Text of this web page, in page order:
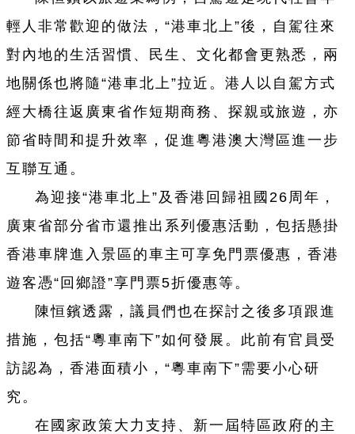
輕人非常歡迎的做法，“港車北上”後，自駕往來
對內地的生活習慣、民生、文化都會更熟悉，兩
地關係也將隨“港車北上”拉近。港人以自駕方式
經大橋往返廣東省作短期商務、探親或旅遊，亦
節省時間和提升效率，促進粵港澳大灣區進一步
互聯互通。
為迎接“港車北上”及香港回歸祖國26周年，
廣東省部分省市還推出系列優惠活動，包括懸掛
香港車牌進入景區的車主可享免門票優惠，香港
遊客憑“回鄉證”享門票5折優惠等。
陳恒鑌透露，議員們也在探討之後多項跟進
措施，包括“粵車南下”如何發展。此前有官員受
訪認為，香港面積小，“粵車南下”需要小心研
究。
在國家政策大力支持、新一屆特區政府的主